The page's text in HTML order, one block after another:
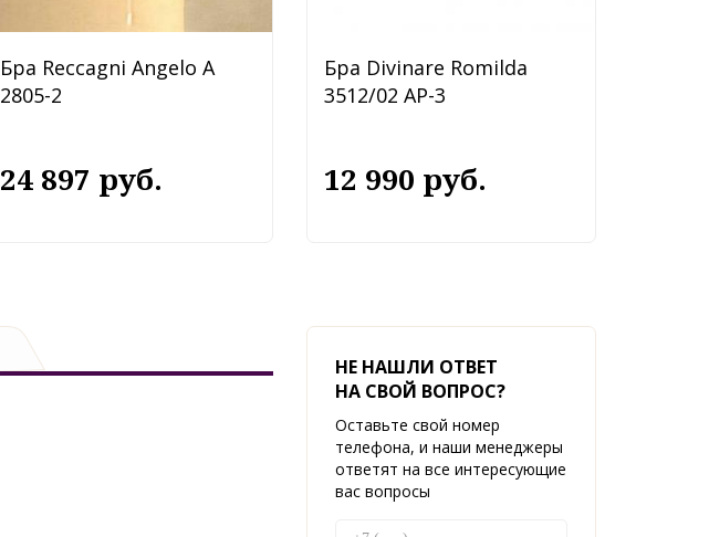
Бра Reccagni Angelo A
2805-2
24 897 руб.
Бра Divinare Romilda
3512/02 AP-3
12 990 руб.
НЕ НАШЛИ ОТВЕТ
НА СВОЙ ВОПРОС?
Оставьте свой номер
телефона, и наши менеджеры
ответят на все интересующие
вас вопросы